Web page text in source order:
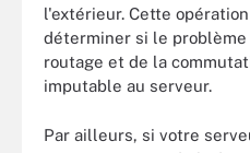
l'extérieur. Cette
déterminer si le problème
routage et de la
imputable au serveur.
Par ailleurs, si votre